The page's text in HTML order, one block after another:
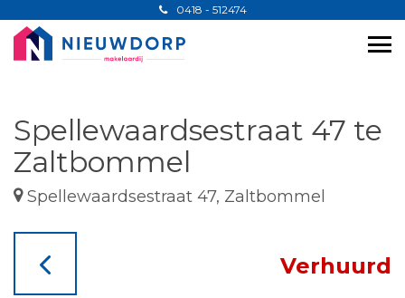
0418 - 512474
Spellewaardsestraat 47 te
Zaltbommel
Spellewaardsestraat 47, Zaltbommel
Verhuurd